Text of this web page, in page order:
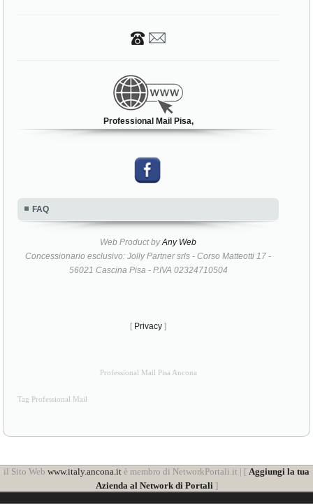
Professional Mail Pisa,
FAQ
Web Product byAny Web
Concessionario esclusivo: Jolly Partner srls - Corso Matteotti 17 -
56021 Cascina Pisa - P.IVA 02324710504
[ Privacy ]
Professional Mail Pisa Ancona
Tag Professional Mail
il Sito Web www.italy.ancona.it è membro di NetworkPortali.it | [ Aggiungi la tua
Azienda al Network di Portali]